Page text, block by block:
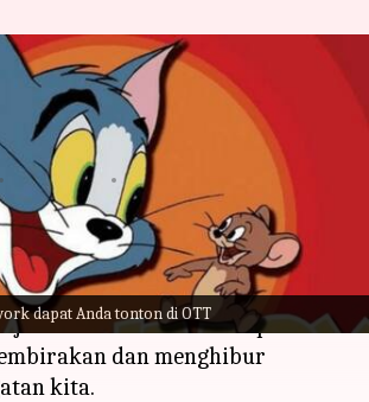
dapat Anda tonton di OTT
Network terbaik
Ditonton di Kanal
Nov 08, 2023 12:34 pm
animasi, Cartoon Network
sumber dari beberapa acara
dan menghibur
kita.